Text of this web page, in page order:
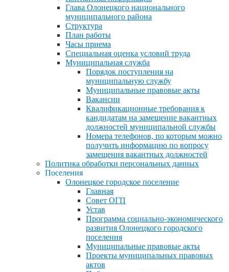
Глава Олонецкого национального
муниципального района
Структура
План работы
Часы приема
Специальная оценка условий труда
Муниципальная служба
Порядок поступления на
муниципальную службу
Муниципальные правовые акты
Вакансии
Квалификационные требования к
кандидатам на замещение вакантных
должностей муниципальной службы
Номера телефонов, по которым можно
получить информацию по вопросу
замещения вакантных должностей
Политика обработки персональных данных
Поселения
Олонецкое городское поселение
Главная
Совет ОГП
Устав
Программа социально-экономического
развития Олонецкого городского
поселения
Муниципальные правовые акты
Проекты муниципальных правовых
актов